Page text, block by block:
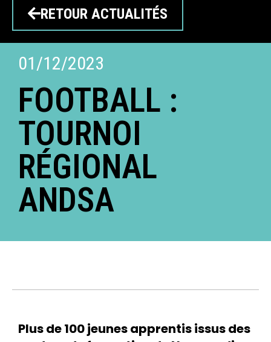
RETOUR ACTUALITÉS
01/12/2023
FOOTBALL :
TOURNOI
RÉGIONAL
ANDSA
Plus de 100 jeunes apprentis issus des